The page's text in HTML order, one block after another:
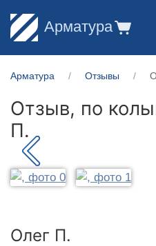
Арматура
Арматура Отзывы
Отзыв, по
П.
Олег П.